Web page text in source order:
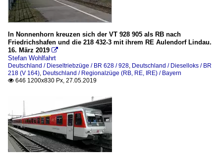
In Nonnenhorn kreuzen sich der VT 928 905 als RB nach
Friedrichshafen und die 218 432-3 mit ihrem RE Aulendorf Lindau.
16. März 2019 
Stefan Wohlfahrt
Deutschland / Dieseltriebzüge / BR 628 / 928, Deutschland / Dieselloks / BR
218 (V 164), Deutschland / Regionalzüge (RB, RE, IRE) / Bayern
 646 1200x830 Px, 27.05.2019